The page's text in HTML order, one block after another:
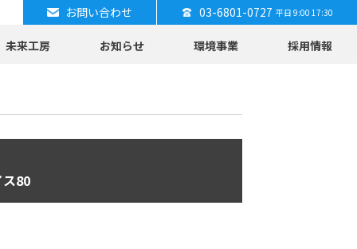
03-6801-0727 平日 9:00 17:30
お問い合わせ
未来工房 お知らせ 環境事業 採用情報
80